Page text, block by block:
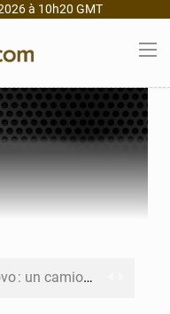
à 10h20 GMT
Porto‑Novo : un camion de produits pétroliers embrase Avakpa